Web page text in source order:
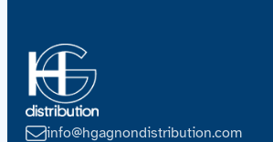
info@hgagnondistribution.com